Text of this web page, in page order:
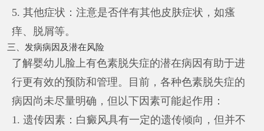
5. 其他症状：注意是否伴有其他皮肤症状，如瘙
痒、脱屑等。
三、发病病因及潜在风险
了解婴幼儿脸上有色素脱失症的潜在病因有助于进
行更有效的预防和管理。目前，各种色素脱失症的
病因尚未尽量明确，但以下因素可能起作用：
1. 遗传因素：白癜风具有一定的遗传倾向，但并不